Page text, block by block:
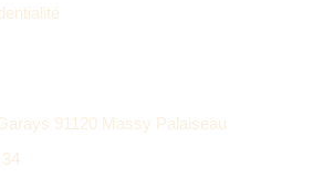
91120 Massy Palaiseau